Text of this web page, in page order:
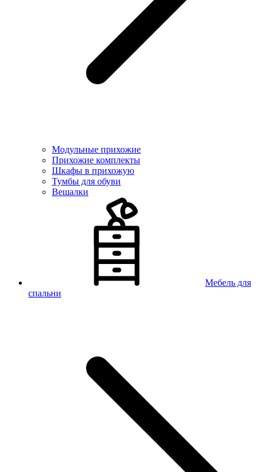
Модульные прихожие
Прихожие комплекты
Шкафы в прихожую
Тумбы для обуви
Вешалки
Мебель для
спальни